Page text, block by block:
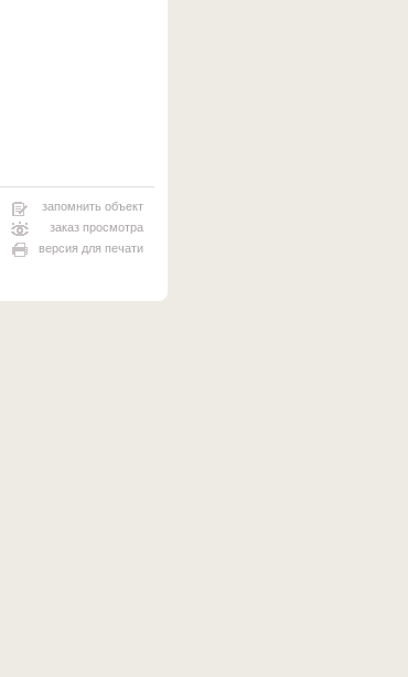
запомнить объект
заказ просмотра
версия для печати